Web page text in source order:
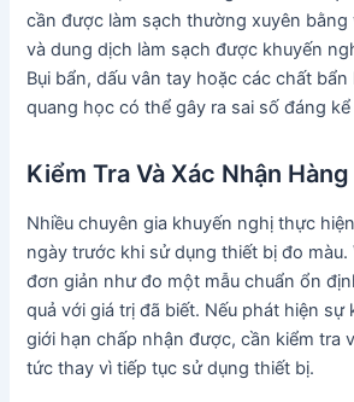
cần được làm sạch thường xuyên
và dung dịch làm sạch được khuyến
Bụi bẩn, dấu vân tay hoặc các chất
quang học có thể gây ra sai số đáng
Kiểm Tra Và Xác Nhận
Nhiều chuyên gia khuyến nghị thực
ngày trước khi sử dụng thiết bị đo màu.
đơn giản như đo một mẫu chuẩn ổn
quả với giá trị đã biết. Nếu phát hiện sự
giới hạn chấp nhận được, cần kiểm tra
tức thay vì tiếp tục sử dụng thiết bị.